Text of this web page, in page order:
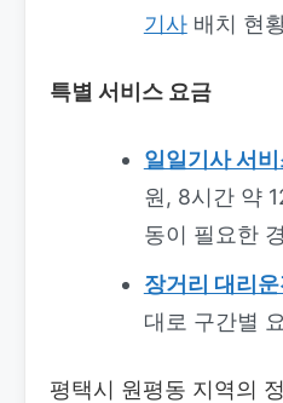
기사배치 현
특별 서비스 요금
일일기사 서
원, 8시간 약
동이 필요한
장거리 대리운
대로 구간별
평택시 원평동 지역의